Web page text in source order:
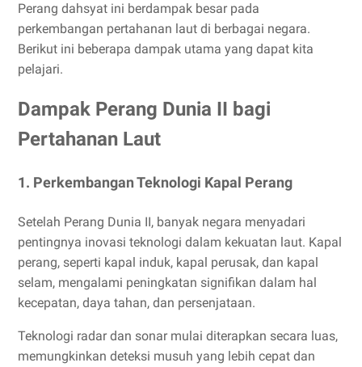
Perang dahsyat ini berdampak besar pada
perkembangan pertahanan laut di berbagai negara.
Berikut ini beberapa dampak utama yang dapat kita
pelajari.
Dampak Perang Dunia II bagi
Pertahanan Laut
1. Perkembangan Teknologi Kapal Perang
Setelah Perang Dunia II, banyak negara menyadari
pentingnya inovasi teknologi dalam kekuatan laut. Kapal
perang, seperti kapal induk, kapal perusak, dan kapal
selam, mengalami peningkatan signifikan dalam hal
kecepatan, daya tahan, dan persenjataan.
Teknologi radar dan sonar mulai diterapkan secara luas,
memungkinkan deteksi musuh yang lebih cepat dan